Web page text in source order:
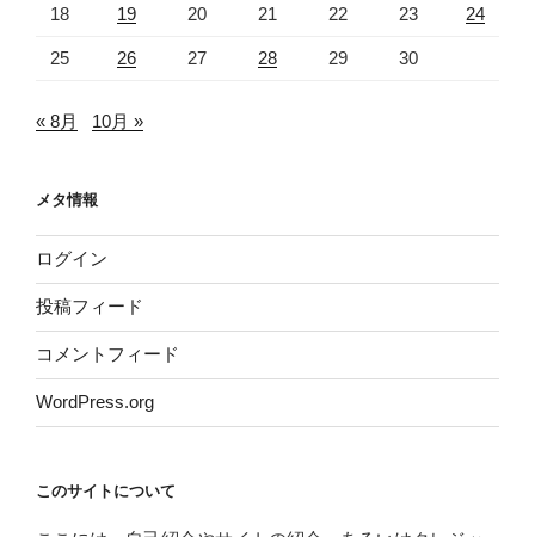
18 19 20 21 22 23 24
25 26 27 28 29 30
« 8月 10月 »
メタ情報
ログイン
投稿フィード
コメントフィード
WordPress.org
このサイトについて